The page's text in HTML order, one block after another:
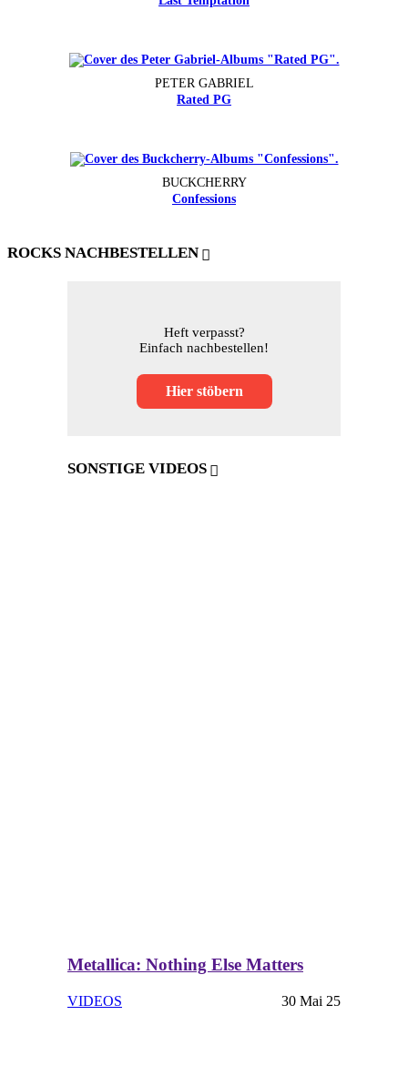
PETER GABRIEL
Rated PG
BUCKCHERRY
Confessions
ROCKS NACHBESTELLEN
Heft verpasst?
Einfach nachbestellen!
Hier stöbern
SONSTIGE VIDEOS
Metallica: Nothing Else Matters
VIDEOS 30 Mai 25